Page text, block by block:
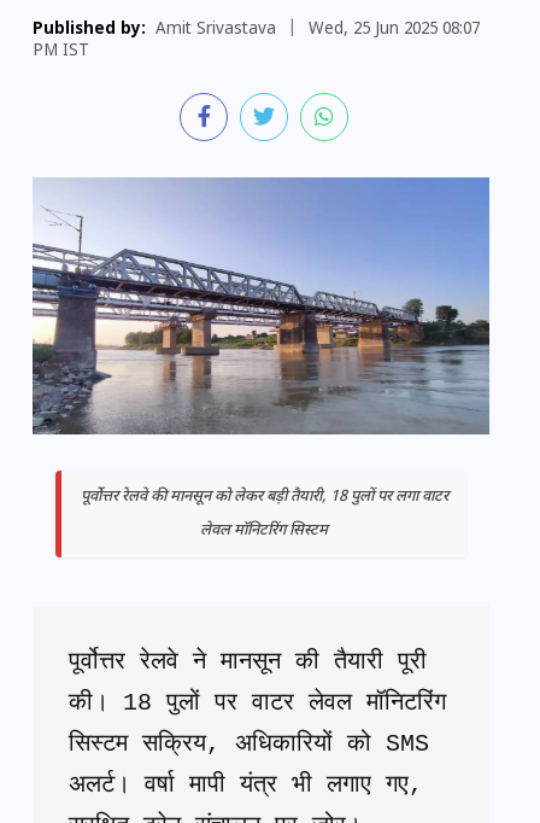
Published by: Amit Srivastava
Wed, 25 Jun 2025 08:07
PM IST
पूर्वोत्तर रेलवे की मानसून को लेकर बड़ी तैयारी, 18 पुलों पर लगा वाटर
लेवल मॉनिटरिंग सिस्टम
पूर्वोत्तर रेलवे ने मानसून की तैयारी पूरी
की। 18 पुलों पर वाटर लेवल मॉनिटरिंग
सिस्टम सक्रिय, अधिकारियों को SMS
अलर्ट। वर्षा मापी यंत्र भी लगाए गए,